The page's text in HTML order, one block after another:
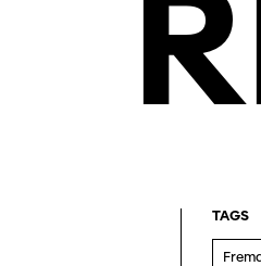
TAGS